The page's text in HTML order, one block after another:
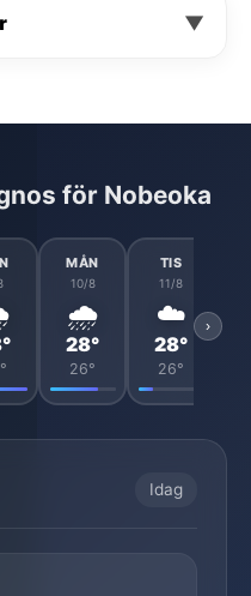
▼
för Nobeoka
MÅN
10/8
🌧️
28°
26°
TIS
11/8
☁️
28°
26°
›
Idag